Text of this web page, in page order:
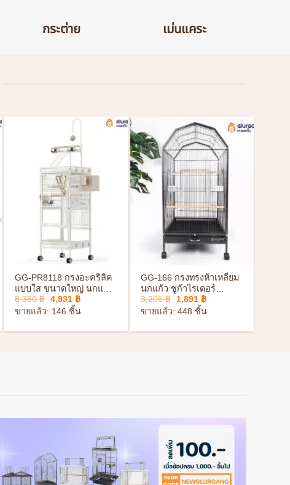
กระต่าย เม่นแคระ
GG-PR8118 กรงอะคริลิค
แบบใส ขนาดใหญ่ นกแก้ว
ชูก้าไรเดอร์ กระรอก มี
คอนด้านบน พร้อมล้อเลื่อน
8,350฿ Original
price
was:
4,931 ฿Current
price
is:
ขายแล้ว: 146 ชิ้น
GG-166 กรงทรงห้าเหลี่ยม
นกแก้ว ชูก้าไรเดอร์
กระรอก ขนาดใหญ่ มีล้อ
เลื่อน เคลือบกันสนิม
3,205฿
Original
price
was:
1,891 ฿Current
price
is:
ขายแล้ว: 448 ชิ้น